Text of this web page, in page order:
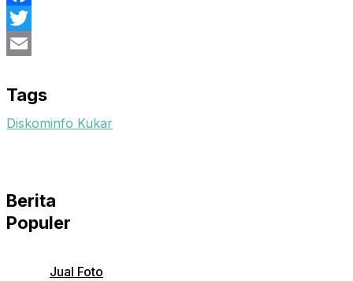
Facebook
Twitter
Tags
Diskominfo Kukar
Berita
Populer
Jual Foto